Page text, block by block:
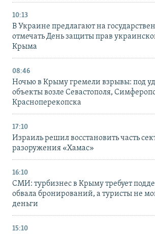
10:13
В Украине предлагают на
отмечать День защиты прав
Крыма
08:46
Ночью в Крыму гремели взрывы: под
объекты возле Севастополя,
Красноперекопска
17:10
Израиль решил восстановить часть
разоружения «Хамас»
16:10
СМИ: турбизнес в Крыму требует
обвала бронирований, а туристы не
деньги
15:10